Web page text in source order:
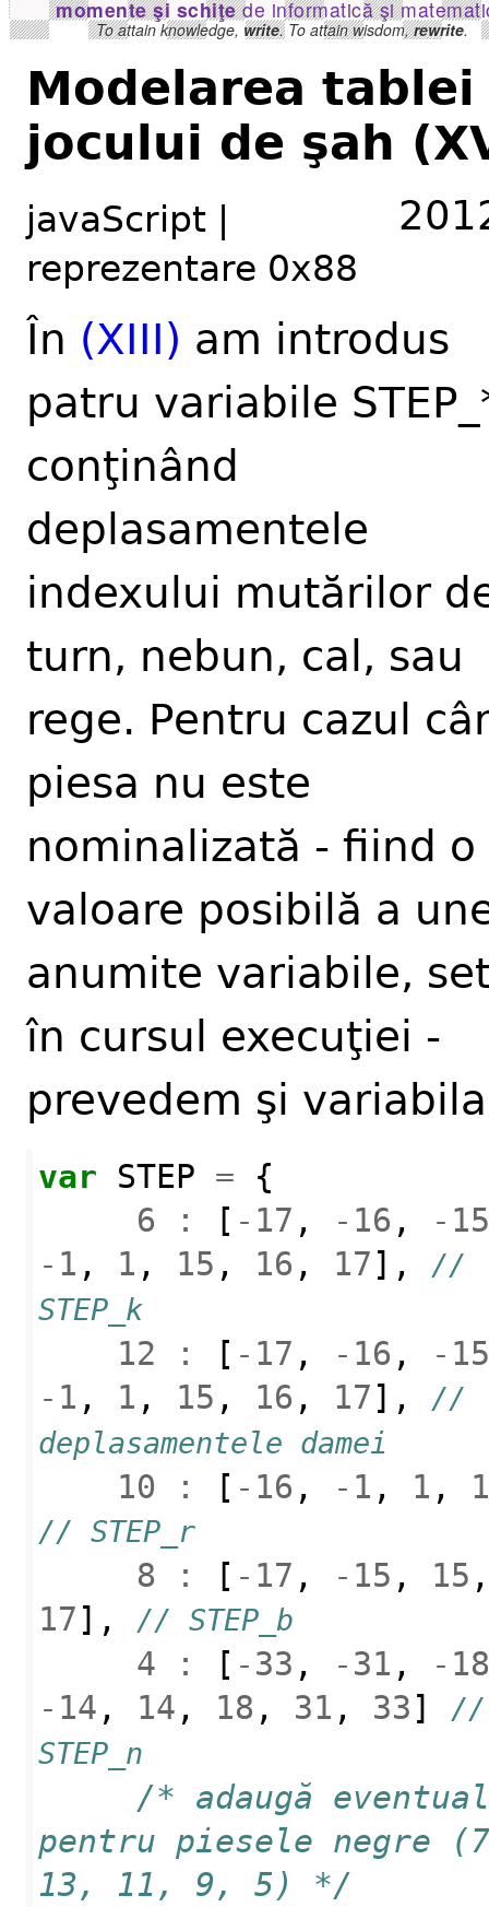
momente şi schiţede informatică şi
To attain knowledge, write. To attain wisdom,rewrite.
Modelarea tablei
jocului de şah
javaScript |
reprezentare 0x88
În (XIII) am introdus
patru variabile
conţinând
deplasamentele
indexului mutărilor
turn, nebun, cal, sau
rege. Pentru cazul
piesa nu este
nominalizată - fiind o
valoare posibilă a
anumite variabile,
în cursul execuţiei -
prevedem şi
var STEP =
{
6
: [ - 17 , - 16 , -
- 1 , 1 , 15 , 16 , 17 ],
//
STEP_k
12 : [ - 17 , - 16 , -
- 1 , 1 , 15 , 16 , 17 ],
//
deplasamentele damei
10 : [ - 16 , - 1 , 1 ,
// STEP_r
8 : [ - 17 , - 15 , 15
17 ], // STEP_b
4 : [ - 33 , - 31 , -
- 14 , 14 , 18 , 31 , 33 ]
//
STEP_n
/* adaugă
pentru piesele negre
13, 11, 9, 5) */